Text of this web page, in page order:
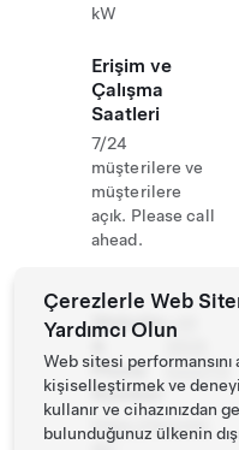
kW
Erişim ve
Çalışma
Saatleri
7/24
müşterilere ve
müşterilere
açık. Please call
ahead.
Website
Phone
Number
+49
5422115
https://leinotel.
Çerezlerle Web
Yardımcı Olun
Web sitesi
kişiselleştirmek ve
kullanır ve cihazınızdan
bulunduğunuz ülkenin